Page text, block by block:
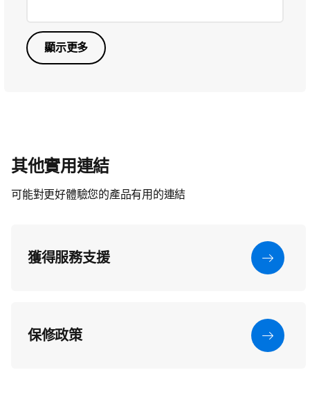
顯示更多
其他實用連結
可能對更好體驗您的產品有用的連結
獲得服務支援
保修政策